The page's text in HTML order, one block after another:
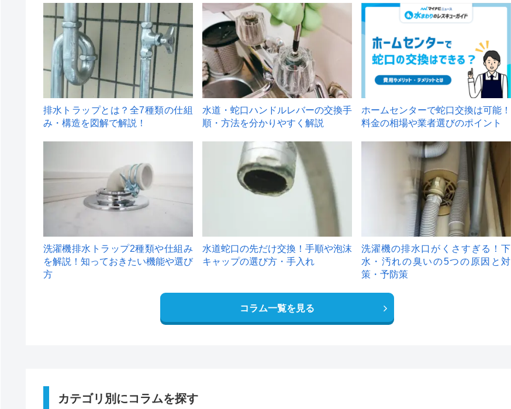
1
排水トラップとは？全7種類の仕組
み・構造を図解で解説！
2
水道・蛇口ハンドルレバーの交換手
順・方法を分かりやすく解説
ホームセンターで蛇口交換は可能！
料金の相場や業者選びのポイント
洗濯機排水トラップ2種類や仕組み
を解説！知っておきたい機能や選び
方
水道蛇口の先だけ交換！手順や泡沫
キャップの選び方・手入れ
洗濯機の排水口がくさすぎる！下
水・汚れの臭いの5つの原因と対
策・予防策
コラム一覧を見る
カテゴリ別にコラムを探す